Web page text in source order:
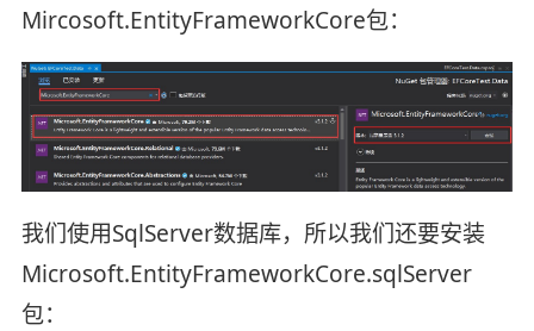
Mircosoft.EntityFrameworkCore包：
我们使用SqlServer数据库，所以我们还要安装
Microsoft.EntityFrameworkCore.sqlServer
包：